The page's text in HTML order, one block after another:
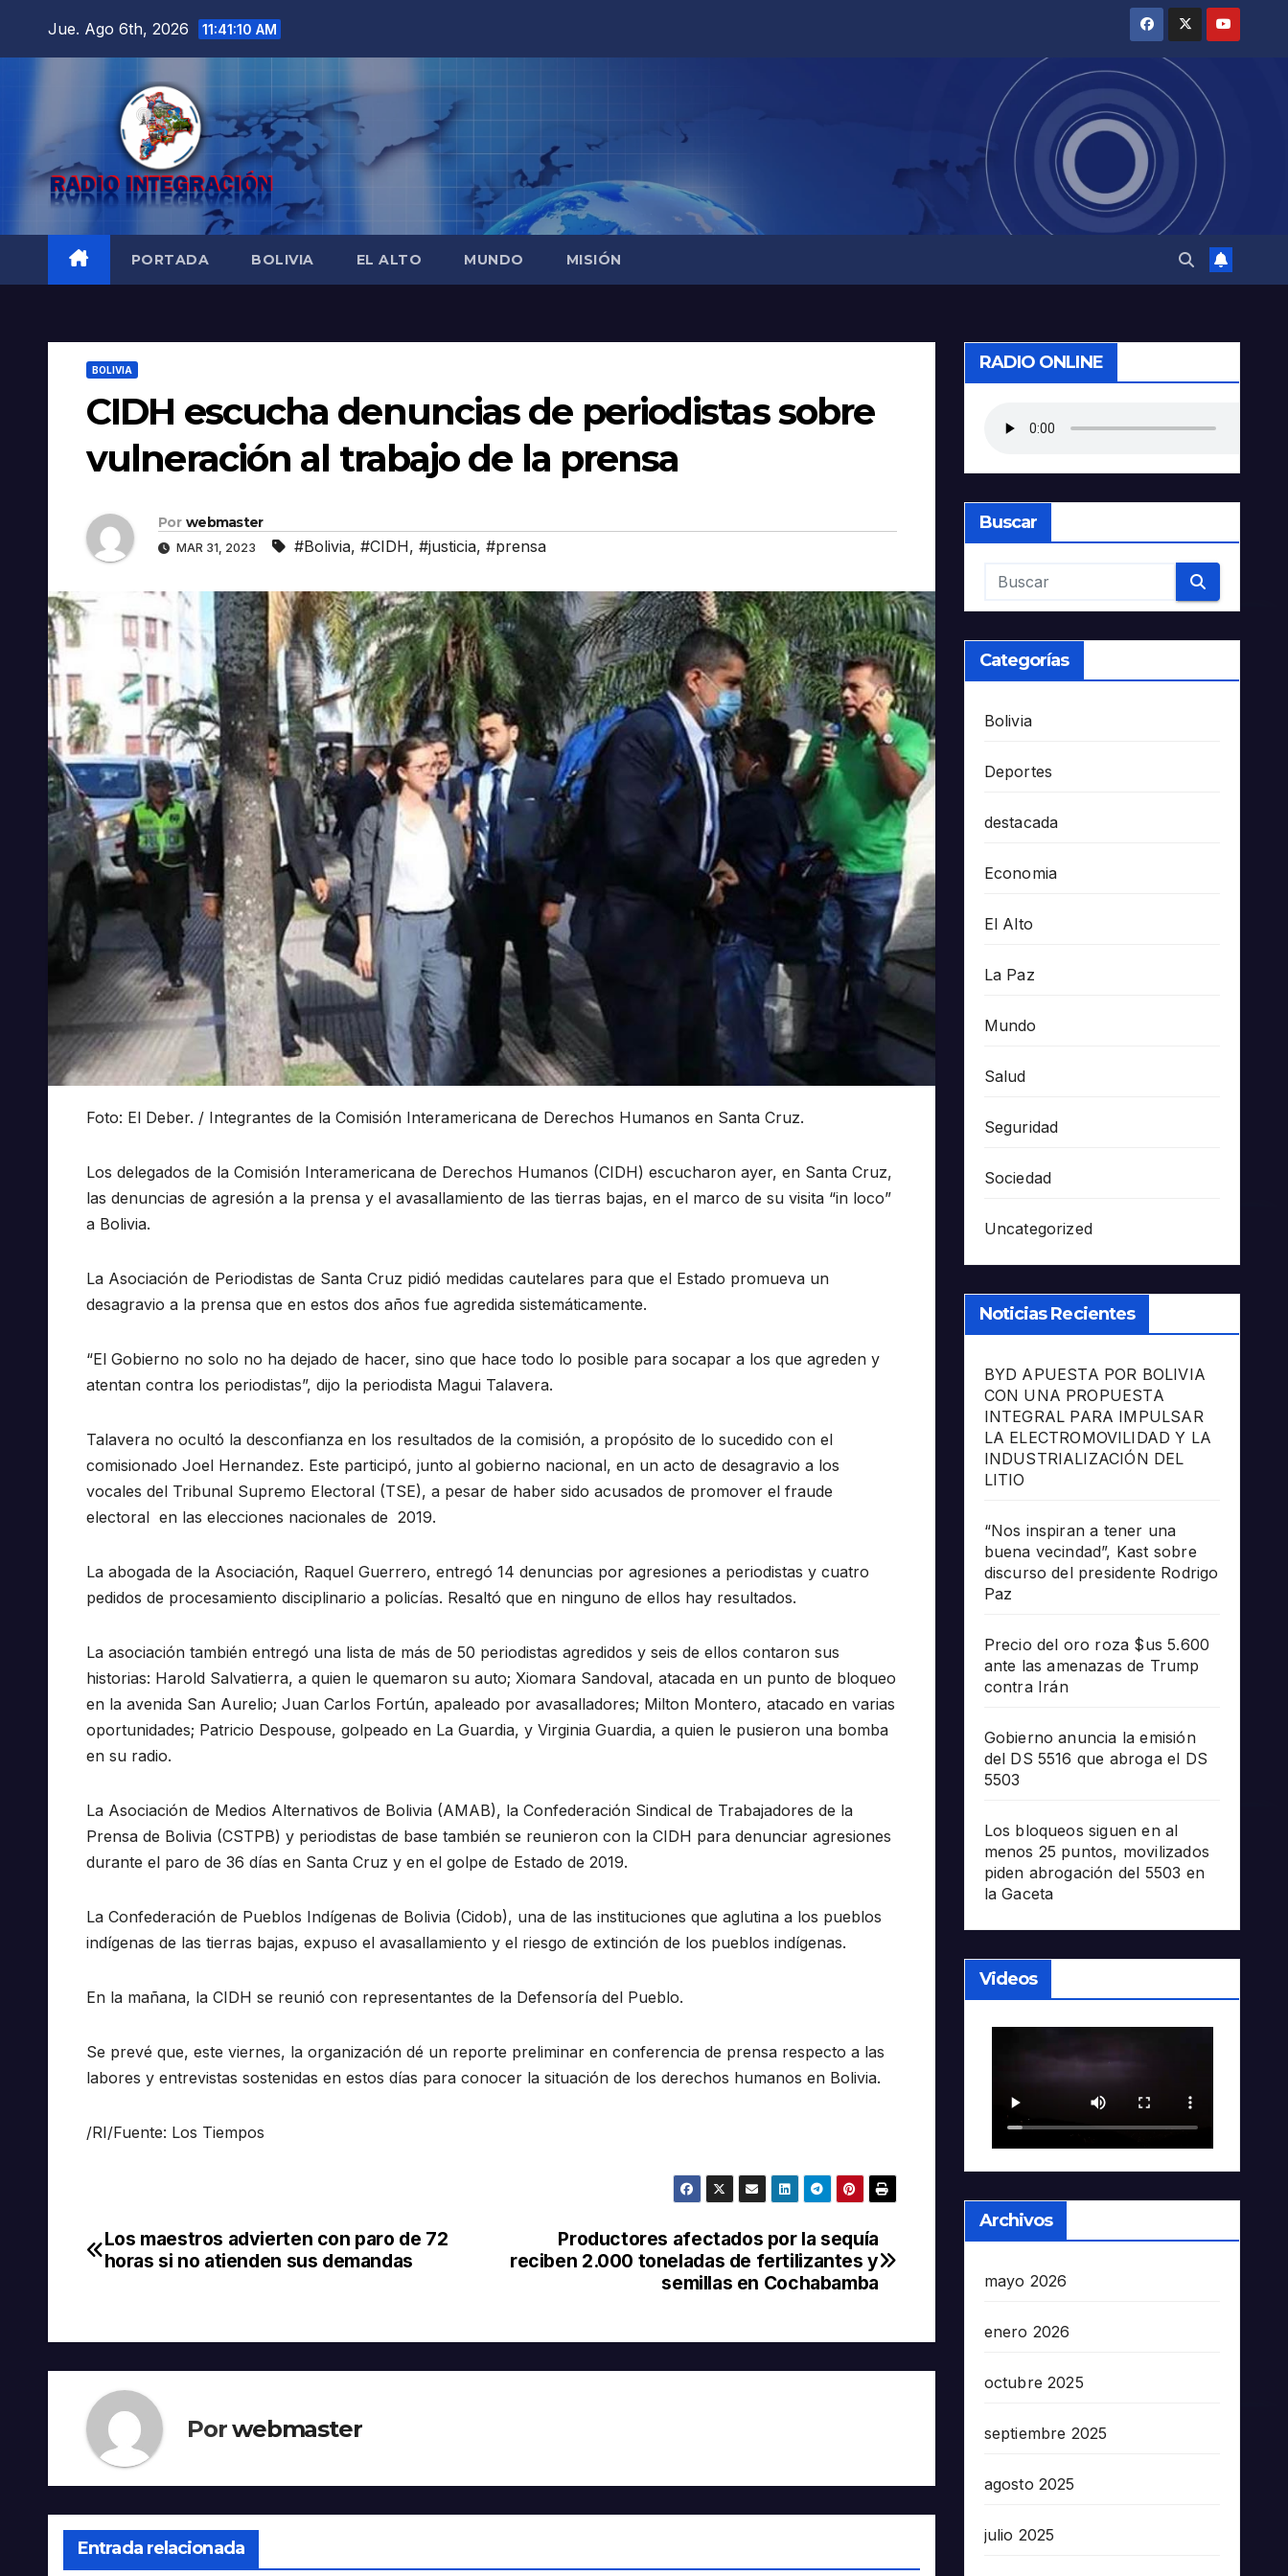
Jue. Ago 6th, 2026 11:41:12 AM
PORTADA BOLIVIA EL ALTO MUNDO MISIÓN
BOLIVIA
CIDH escucha denuncias de periodistas sobre
vulneración al trabajo de la prensa
Por webmaster
MAR 31, 2023 #Bolivia, #CIDH, #justicia, #prensa
Foto: El Deber. / Integrantes de la Comisión Interamericana de Derechos Humanos en Santa Cruz.
Los delegados de la Comisión Interamericana de Derechos Humanos (CIDH) escucharon ayer, en Santa Cruz,
las denuncias de agresión a la prensa y el avasallamiento de las tierras bajas, en el marco de su visita “in loco”
a Bolivia.
La Asociación de Periodistas de Santa Cruz pidió medidas cautelares para que el Estado promueva un
desagravio a la prensa que en estos dos años fue agredida sistemáticamente.
“El Gobierno no solo no ha dejado de hacer, sino que hace todo lo posible para socapar a los que agreden y
atentan contra los periodistas”, dijo la periodista Magui Talavera.
Talavera no ocultó la desconfianza en los resultados de la comisión, a propósito de lo sucedido con el
comisionado Joel Hernandez. Este participó, junto al gobierno nacional, en un acto de desagravio a los
vocales del Tribunal Supremo Electoral (TSE), a pesar de haber sido acusados de promover el fraude
electoral en las elecciones nacionales de 2019.
La abogada de la Asociación, Raquel Guerrero, entregó 14 denuncias por agresiones a periodistas y cuatro
pedidos de procesamiento disciplinario a policías. Resaltó que en ninguno de ellos hay resultados.
La asociación también entregó una lista de más de 50 periodistas agredidos y seis de ellos contaron sus
historias: Harold Salvatierra, a quien le quemaron su auto; Xiomara Sandoval, atacada en un punto de bloqueo
en la avenida San Aurelio; Juan Carlos Fortún, apaleado por avasalladores; Milton Montero, atacado en varias
oportunidades; Patricio Despouse, golpeado en La Guardia, y Virginia Guardia, a quien le pusieron una bomba
en su radio.
La Asociación de Medios Alternativos de Bolivia (AMAB), la Confederación Sindical de Trabajadores de la
Prensa de Bolivia (CSTPB) y periodistas de base también se reunieron con la CIDH para denunciar agresiones
durante el paro de 36 días en Santa Cruz y en el golpe de Estado de 2019.
La Confederación de Pueblos Indígenas de Bolivia (Cidob), una de las instituciones que aglutina a los pueblos
indígenas de las tierras bajas, expuso el avasallamiento y el riesgo de extinción de los pueblos indígenas.
En la mañana, la CIDH se reunió con representantes de la Defensoría del Pueblo.
Se prevé que, este viernes, la organización dé un reporte preliminar en conferencia de prensa respecto a las
labores y entrevistas sostenidas en estos días para conocer la situación de los derechos humanos en Bolivia.
/RI/Fuente: Los Tiempos
Navegación
Productores afectados por la sequía
reciben 2.000 toneladas de fertilizantes y
semillas en Cochabamba
Los maestros advierten con paro de 72
horas si no atienden sus demandas
Porwebmaster
Entrada relacionada
RADIO ONLINE
Buscar
Categorías
Bolivia
Deportes
destacada
Economia
El Alto
La Paz
Mundo
Salud
Seguridad
Sociedad
Uncategorized
Noticias Recientes
BYD APUESTA POR BOLIVIA
CON UNA PROPUESTA
INTEGRAL PARA IMPULSAR
LA ELECTROMOVILIDAD Y LA
INDUSTRIALIZACIÓN DEL
LITIO
“Nos inspiran a tener una
buena vecindad”, Kast sobre
discurso del presidente Rodrigo
Paz
Precio del oro roza $us 5.600
ante las amenazas de Trump
contra Irán
Gobierno anuncia la emisión
del DS 5516 que abroga el DS
5503
Los bloqueos siguen en al
menos 25 puntos, movilizados
piden abrogación del 5503 en
la Gaceta
Videos
Archivos
mayo 2026
enero 2026
octubre 2025
septiembre 2025
agosto 2025
julio 2025